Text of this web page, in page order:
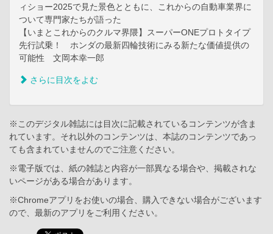
ィショー2025で見た景色とともに、これからの自動車業界に
ついて専門家たちが語った
【いまとこれからのクルマ界隈】スーパーONEプロトタイプ
先行試乗！ ホンダの最新四輪技術にみる新たな価値提供の
可能性 文岡本幸一郎
さらに目次をよむ
※このデジタル雑誌には目次に記載されているコンテンツが含ま
れています。それ以外のコンテンツは、本誌のコンテンツであっ
ても含まれていませんのでご注意ください。
※電子版では、紙の雑誌と内容が一部異なる場合や、掲載されな
いページがある場合があります。
※Chromeアプリをお使いの場合、購入できない場合がございます
ので、最新のアプリをご利用ください。